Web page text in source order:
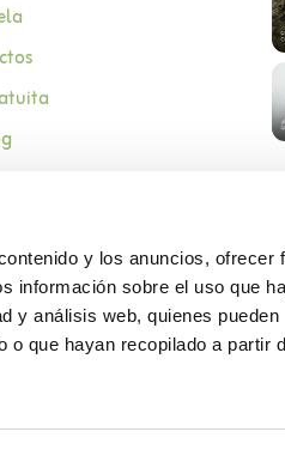
y los anuncios, ofrecer
información sobre el uso que
y análisis web, quienes pueden
o que hayan recopilado a partir
Aviso legalPolítica de